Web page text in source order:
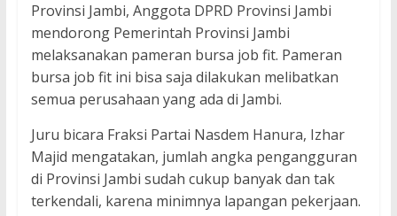
Provinsi Jambi, Anggota DPRD Provinsi Jambi
mendorong Pemerintah Provinsi Jambi
melaksanakan pameran bursa job fit. Pameran
bursa job fit ini bisa saja dilakukan melibatkan
semua perusahaan yang ada di Jambi.
Juru bicara Fraksi Partai Nasdem Hanura, Izhar
Majid mengatakan, jumlah angka pengangguran
di Provinsi Jambi sudah cukup banyak dan tak
terkendali, karena minimnya lapangan pekerjaan.